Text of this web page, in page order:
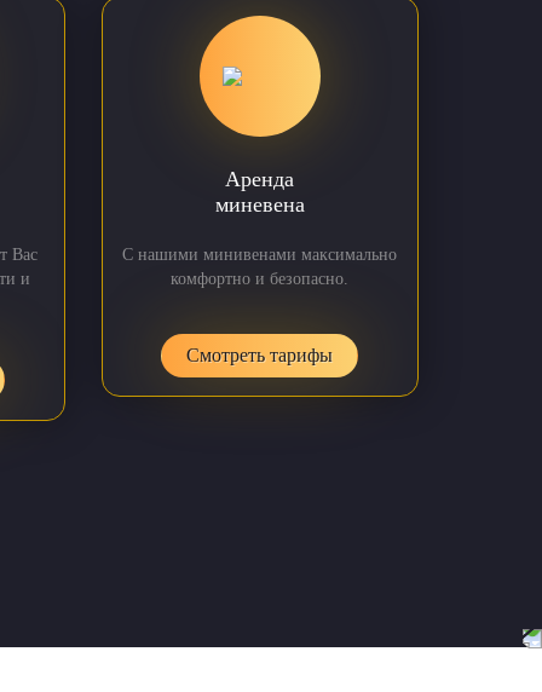
Вас
и
Аренда
миневена
С нашими минивенами максимально
комфортно и безопасно.
Смотреть тарифы